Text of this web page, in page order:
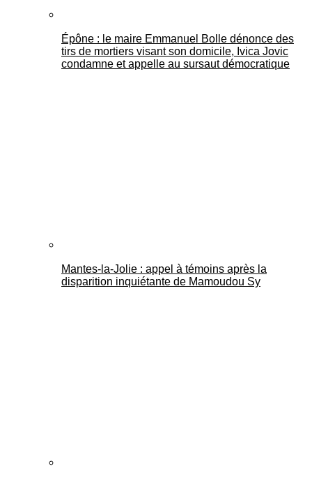
Épône : le maire Emmanuel Bolle dénonce des
tirs de mortiers visant son domicile, Ivica Jovic
condamne et appelle au sursaut démocratique
Mantes-la-Jolie : appel à témoins après la
disparition inquiétante de Mamoudou Sy